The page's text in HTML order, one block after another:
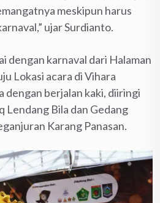
meskipun harus
ujar Surdianto.
dengan karnaval dari Halaman
Lokasi acara di Vihara
dengan berjalan kaki, diiringi
Lendang Bila dan Gedang
Karang Panasan.